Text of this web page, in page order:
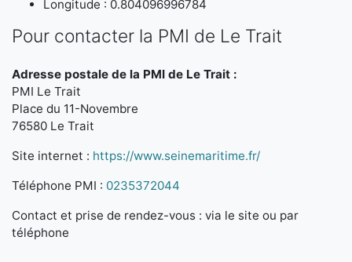
Longitude : 0.804096996784
Pour contacter la PMI de Le Trait
Adresse postale de la PMI de Le Trait :
PMI Le Trait
Place du 11-Novembre
76580 Le Trait
Site internet : https://www.seinemaritime.fr/
Téléphone PMI : 0235372044
Contact et prise de rendez-vous : via le site ou par
téléphone